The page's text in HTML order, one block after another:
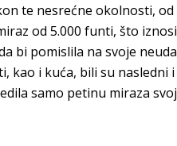
te nesrećne okolnosti,
od 5.000 funti, što
bi pomislila na svoje
kao i kuća, bili su nasledni
samo petinu miraza